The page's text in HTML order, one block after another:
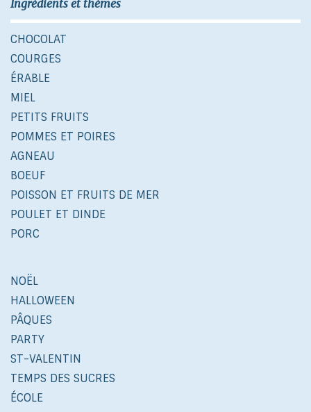
Ingrédients et thèmes
CHOCOLAT
COURGES
ÉRABLE
MIEL
PETITS FRUITS
POMMES ET POIRES
AGNEAU
BOEUF
POISSON ET FRUITS DE MER
POULET ET DINDE
PORC
NOËL
HALLOWEEN
PÂQUES
PARTY
ST-VALENTIN
TEMPS DES SUCRES
ÉCOLE